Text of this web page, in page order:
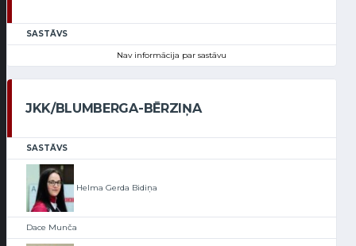
SASTĀVS
Nav informācija par sastāvu
JKK/BLUMBERGA-BĒRZIŅA
SASTĀVS
Helma Gerda Bidiņa
Dace Munča